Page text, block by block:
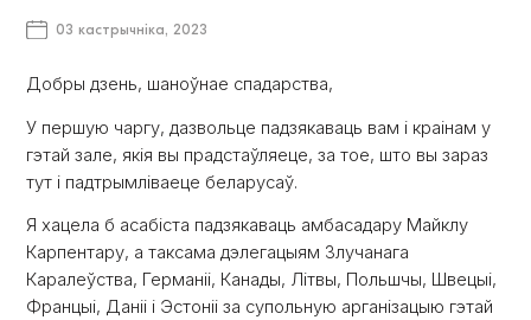
03 кастрычніка, 2023
Добры дзень, шаноўнае спадарства,
У першую чаргу, дазвольце падзякаваць вам і краінам у
гэтай зале, якія вы прадстаўляеце, за тое, што вы зараз
тут і падтрымліваеце беларусаў.
Я хацела б асабіста падзякаваць амбасадару Майклу
Карпентару, а таксама дэлегацыям Злучанага
Каралеўства, Германіі, Канады, Літвы, Польшчы, Швецыі,
Францыі, Даніі і Эстоніі за супольную арганізацыю гэтай